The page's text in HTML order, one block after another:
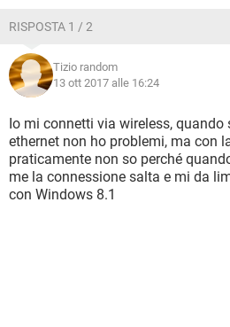
RISPOSTA 1 / 2
Tizio random
13 ott 2017 alle 16:24
Io mi connetti via wireless,
ethernet non ho problemi, ma con
praticamente non so perché
me la connessione salta e mi da
con Windows 8.1